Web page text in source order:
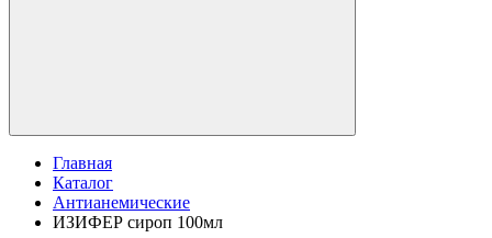
Главная
Каталог
Антианемические
ИЗИФЕР сироп 100мл